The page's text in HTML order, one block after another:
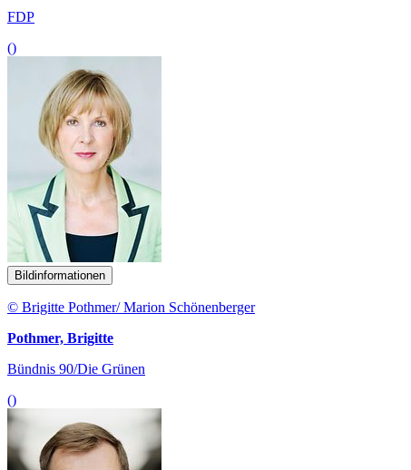
FDP
()
Bildinformationen
© Brigitte Pothmer/ Marion Schönenberger
Pothmer, Brigitte
Bündnis 90/Die Grünen
()